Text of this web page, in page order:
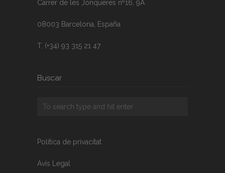
Carrer de les Jonqueres nº16, 9A
08003 Barcelona, España
T. (+34) 93 315 21 47
Buscar
Política de privacitat
Avís Legal